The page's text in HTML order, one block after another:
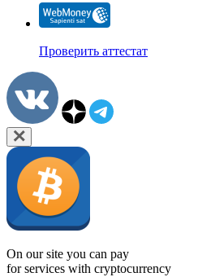
Проверить аттестат
On our site you can pay
for services with cryptocurrency